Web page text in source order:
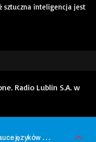
sztuczna inteligencja jest
Radio Lublin S.A. w
C
yfrowy świat – zmiany w nauce języków obcych